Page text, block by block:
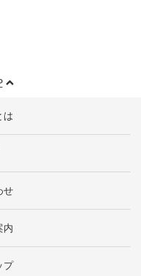
は
せ
内
プ